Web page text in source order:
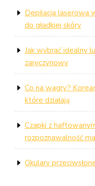
Depilacja laserowa
do gładkiej skóry
Jak wybrać idealny
zaręczynowy
Co na wagry?
które działają
Czapki z
rozpoznawalność
Okulary